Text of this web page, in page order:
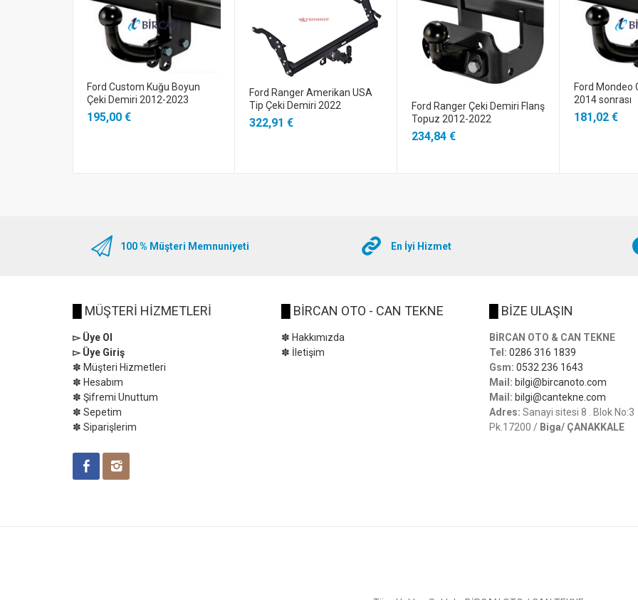
Ford Custom Kuğu Boyun
Çeki Demiri 2012-2023
195,00 €
Ford Ranger Amerikan USA
Tip Çeki Demiri 2022
322,91 €
Ford Ranger Çeki Demiri Flanş
Topuz 2012-2022
234,84 €
Ford Mondeo
2014 sonrası
181,02 €
100 % Müşteri Memnuniyeti En İyi Hizmet
MÜŞTERİ HİZMETLERİ
▻ Üye Ol
▻ Üye Giriş
✽ Müşteri Hizmetleri
✽ Hesabım
✽ Şifremi Unuttum
✽ Sepetim
✽ Siparişlerim
BİRCAN OTO - CAN TEKNE
✽ Hakkımızda
✽ İletişim
BİZE ULAŞIN
BİRCAN OTO & CAN TEKNE
Tel: 0286 316 1839
Gsm: 0532 236 1643
Mail: bilgi@bircanoto.com
Mail: bilgi@cantekne.com
Adres: Sanayi sitesi 8 . Blok No:3
Pk.17200 / Biga/ ÇANAKKALE